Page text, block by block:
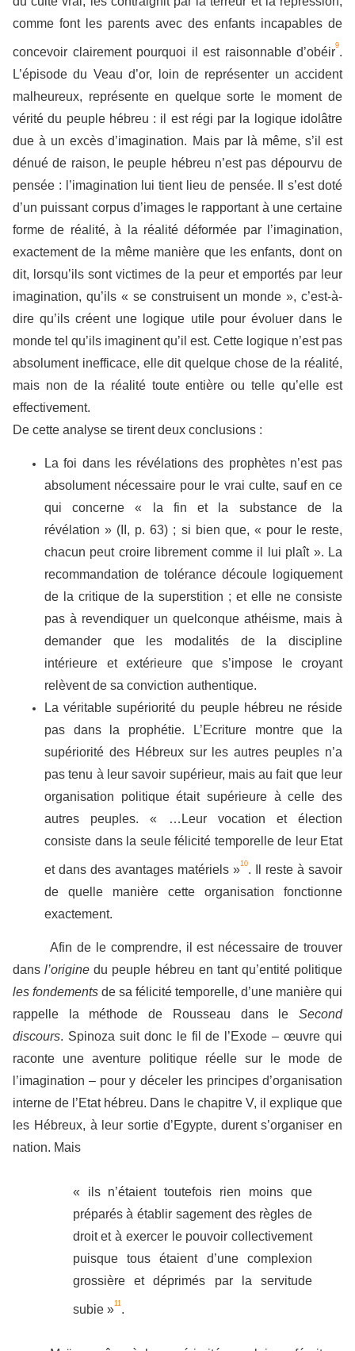
comme font les parents avec des enfants incapables de
concevoir clairement pourquoi il est raisonnable d’obéir9.
L’épisode du Veau d’or, loin de représenter un accident
malheureux, représente en quelque sorte le moment de
vérité du peuple hébreu : il est régi par la logique idolâtre
due à un excès d’imagination. Mais par là même, s’il est
dénué de raison, le peuple hébreu n’est pas dépourvu de
pensée : l’imagination lui tient lieu de pensée. Il s’est doté
d’un puissant corpus d’images le rapportant à une certaine
forme de réalité, à la réalité déformée par l’imagination,
exactement de la même manière que les enfants, dont on
dit, lorsqu’ils sont victimes de la peur et emportés par leur
imagination, qu’ils « se construisent un monde », c’est-à-
dire qu’ils créent une logique utile pour évoluer dans le
monde tel qu’ils imaginent qu’il est. Cette logique n’est pas
absolument inefficace, elle dit quelque chose de la réalité,
mais non de la réalité toute entière ou telle qu’elle est
effectivement.
De cette analyse se tirent deux conclusions :
La foi dans les révélations des prophètes n’est pas
absolument nécessaire pour le vrai culte, sauf en ce
qui concerne « la fin et la substance de la
révélation » (II, p. 63) ; si bien que, « pour le reste,
chacun peut croire librement comme il lui plaît ». La
recommandation de tolérance découle logiquement
de la critique de la superstition ; et elle ne consiste
pas à revendiquer un quelconque athéisme, mais à
demander que les modalités de la discipline
intérieure et extérieure que s’impose le croyant
relèvent de sa conviction authentique.
La véritable supériorité du peuple hébreu ne réside
pas dans la prophétie. L’Ecriture montre que la
supériorité des Hébreux sur les autres peuples n’a
pas tenu à leur savoir supérieur, mais au fait que leur
organisation politique était supérieure à celle des
autres peuples. « …Leur vocation et élection
consiste dans la seule félicité temporelle de leur Etat
et dans des avantages matériels »10. Il reste à savoir
de quelle manière cette organisation fonctionne
exactement.
Afin de le comprendre, il est nécessaire de trouver
dansl’origine du peuple hébreu en tant qu’entité politique
les fondements de sa félicité temporelle, d’une manière qui
rappelle la méthode de Rousseau dans le Second
discours. Spinoza suit donc le fil de l’Exode – œuvre qui
raconte une aventure politique réelle sur le mode de
l’imagination – pour y déceler les principes d’organisation
interne de l’Etat hébreu. Dans le chapitre V, il explique que
les Hébreux, à leur sortie d’Egypte, durent s’organiser en
nation. Mais
« ils n’étaient toutefois rien moins que
préparés à établir sagement des règles de
droit et à exercer le pouvoir collectivement
puisque tous étaient d’une complexion
grossière et déprimés par la servitude
subie »11.